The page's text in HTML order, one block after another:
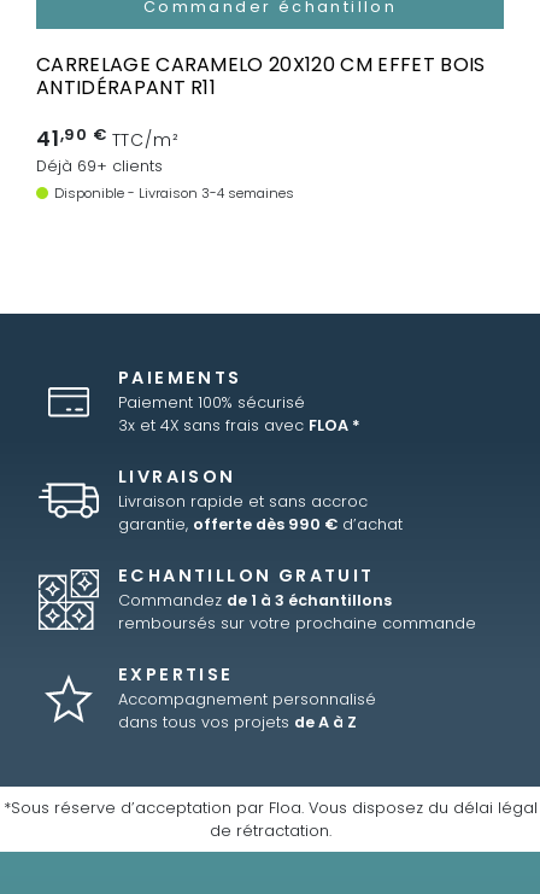
Commander échantillon
CARRELAGE CARAMELO 20X120 CM EFFET BOIS
ANTIDÉRAPANT R11
41,90 € TTC/m²
Déjà 69+ clients
Disponible - Livraison 3-4 semaines
PAIEMENTS
Paiement 100% sécurisé
3x et 4X sans frais avec FLOA *
LIVRAISON
Livraison rapide et sans accroc
garantie, offerte dès 990 € d’achat
ECHANTILLON GRATUIT
Commandez de 1 à 3 échantillons
remboursés sur votre prochaine commande
EXPERTISE
Accompagnement personnalisé
dans tous vos projets de A à Z
*Sous réserve d’acceptation par Floa. Vous disposez du délai légal
de rétractation.